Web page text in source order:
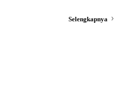
Selengkapnya